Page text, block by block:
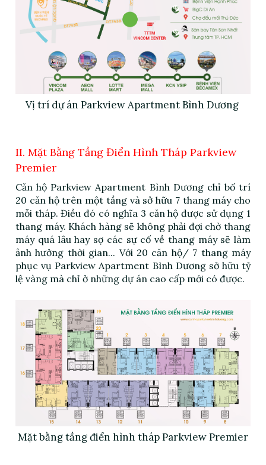
Vị trí dự án Parkview Apartment Bình Dương
II. Mặt Bằng Tầng Điển Hình Tháp Parkview
Premier
Căn hộ Parkview Apartment Bình Dương chỉ bố trí
20 căn hộ trên một tầng và sở hữu 7 thang máy cho
mỗi tháp. Điều đó có nghĩa 3 căn hộ được sử dụng 1
thang máy. Khách hàng sẽ không phải đợi chờ thang
máy quá lâu hay sợ các sự cố về thang máy sẽ làm
ảnh hưởng thời gian... Với 20 căn hộ/ 7 thang máy
phục vụ Parkview Apartment Bình Dương sở hữu tỷ
lệ vàng mà chỉ ở những dự án cao cấp mới có được.
Mặt bằng tầng điển hình tháp Parkview Premier